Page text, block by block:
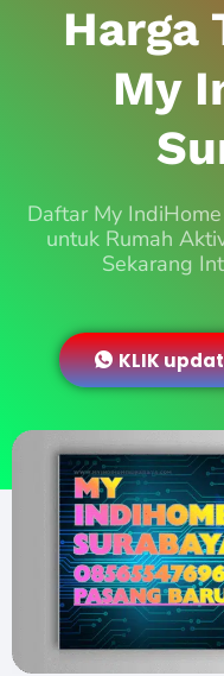
Harga
My
Daftar My
untuk Rumah
Sekarang
KLIK